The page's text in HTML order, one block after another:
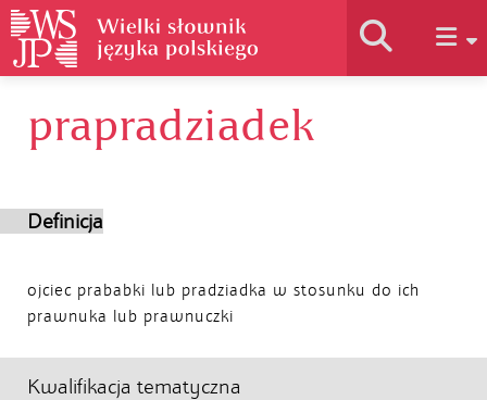
Historia słownika
prapradziadek
Definicja
ojciec prababki lub pradziadka w stosunku do ich
prawnuka lub prawnuczki
Kwalifikacja tematyczna